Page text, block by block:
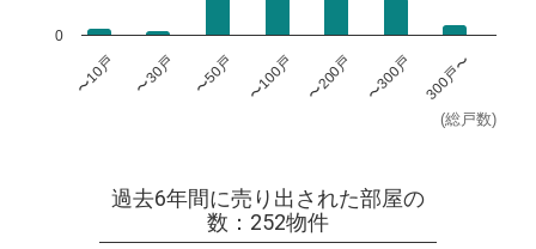
(総戸数)
〜10戸 〜30戸 〜50戸 〜100戸 〜200戸 〜300戸 300戸〜
0
過去6年間に売り出された部屋の
数：252物件